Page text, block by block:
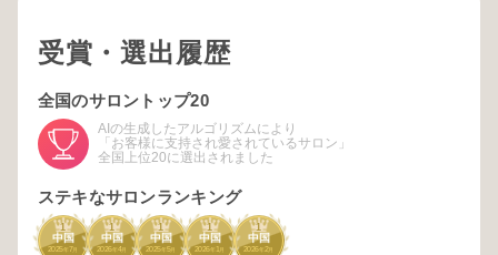
受賞・選出履歴
全国のサロントップ20
AIの生成したアルゴリズムにより
「お客様に支持され愛されているサロン」
全国上位20に選出されました
ステキなサロンランキング
1
中国
2025年 7
1
中国
2026年 4月
1
中国
2025年 5月
1
中国
2026年 1
1
中国
2026年 2月